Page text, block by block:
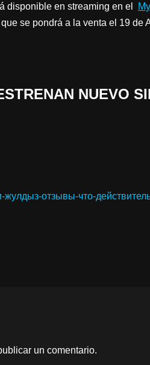
disponible en streaming en el
se pondrá a la venta el 19 de
NUEVO
жулдыз-отзывы-что-
un comentario.